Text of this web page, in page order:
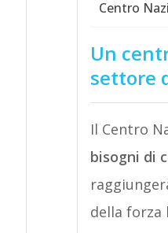
Centro
Un
settore
Il Centro
bisogni di
della forza